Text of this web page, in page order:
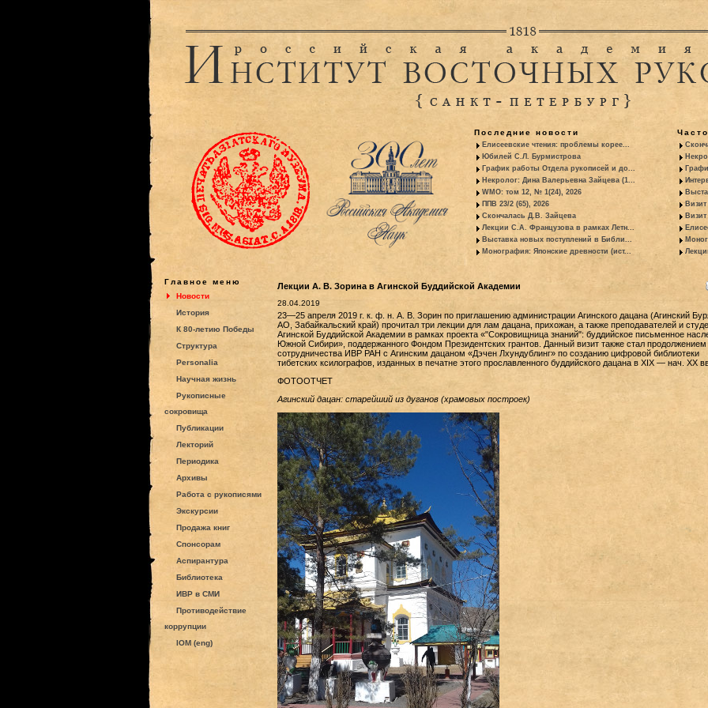
Последние новости
Елисеевские чтения: проблемы корее...
Юбилей С.Л. Бурмистрова
График работы Отдела рукописей и до...
Некролог: Дина Валерьевна Зайцева (1...
WMO: том 12, № 1(24), 2026
ППВ 23/2 (65), 2026
Скончалась Д.В. Зайцева
Лекции С.А. Французова в рамках Летн...
Выставка новых поступлений в Библи...
Монография: Японские древности (ист...
Главное меню
Новости
История
К 80-летию Победы
Структура
Personalia
Научная жизнь
Рукописные
сокровища
Публикации
Лекторий
Периодика
Архивы
Работа с рукописями
Экскурсии
Продажа книг
Спонсорам
Аспирантура
Библиотека
ИВР в СМИ
Противодействие
коррупции
IOM (eng)
Лекции А. В. Зорина в Агинской Буддийской Академии
28.04.2019
23—25 апреля 2019 г. к. ф. н. А. В. Зорин по приглашению администрации Агинского дацана (Агинский
АО, Забайкальский край) прочитал три лекции для лам дацана, прихожан, а также преподавателей и
Агинской Буддийской Академии в рамках проекта «"Сокровищница знаний": буддийское письменное
Южной Сибири», поддержанного Фондом Президентских грантов. Данный визит также стал продолжением
сотрудничества ИВР РАН с Агинским дацаном «Дэчен Лхундублинг» по созданию цифровой библиотеки
тибетских ксилографов, изданных в печатне этого прославленного буддийского дацана в XIX — нач. XX
ФОТООТЧЕТ
Агинский дацан: старейший из дуганов (храмовых построек)